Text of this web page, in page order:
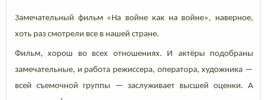
Замечательный фильм «На войне как на войне», наверное,
хоть раз смотрели все в нашей стране.
Фильм, хорош во всех отношениях. И актёры подобраны
замечательные, и работа режиссера, оператора, художника —
всей съемочной группы — заслуживает высшей оценки. А